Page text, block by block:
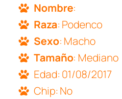
Nombre:
Raza: Podenco
Sexo: Macho
Tamaño: Mediano
Edad: 01/08/2017
Chip: No